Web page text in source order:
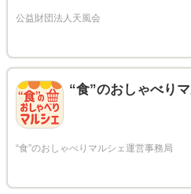
“食”のおしゃべり